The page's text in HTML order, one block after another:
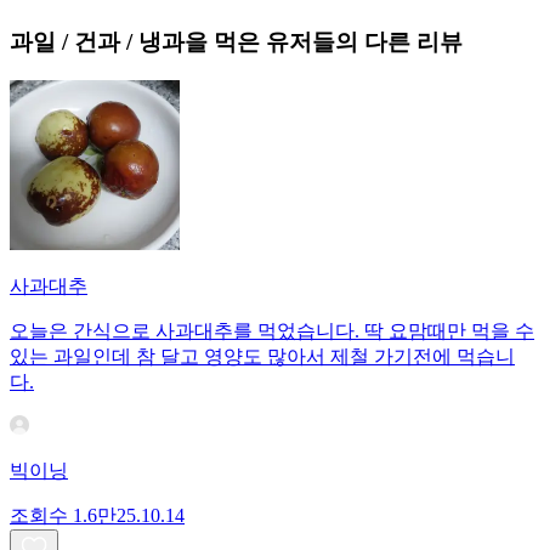
과일 / 건과 / 냉과을 먹은 유저들의 다른 리뷰
사과대추
오늘은 간식으로 사과대추를 먹었습니다. 딱 요맘때만 먹을 수
있는 과일인데 참 달고 영양도 많아서 제철 가기전에 먹습니
다.
빅이닝
조회수 1.6만25.10.14